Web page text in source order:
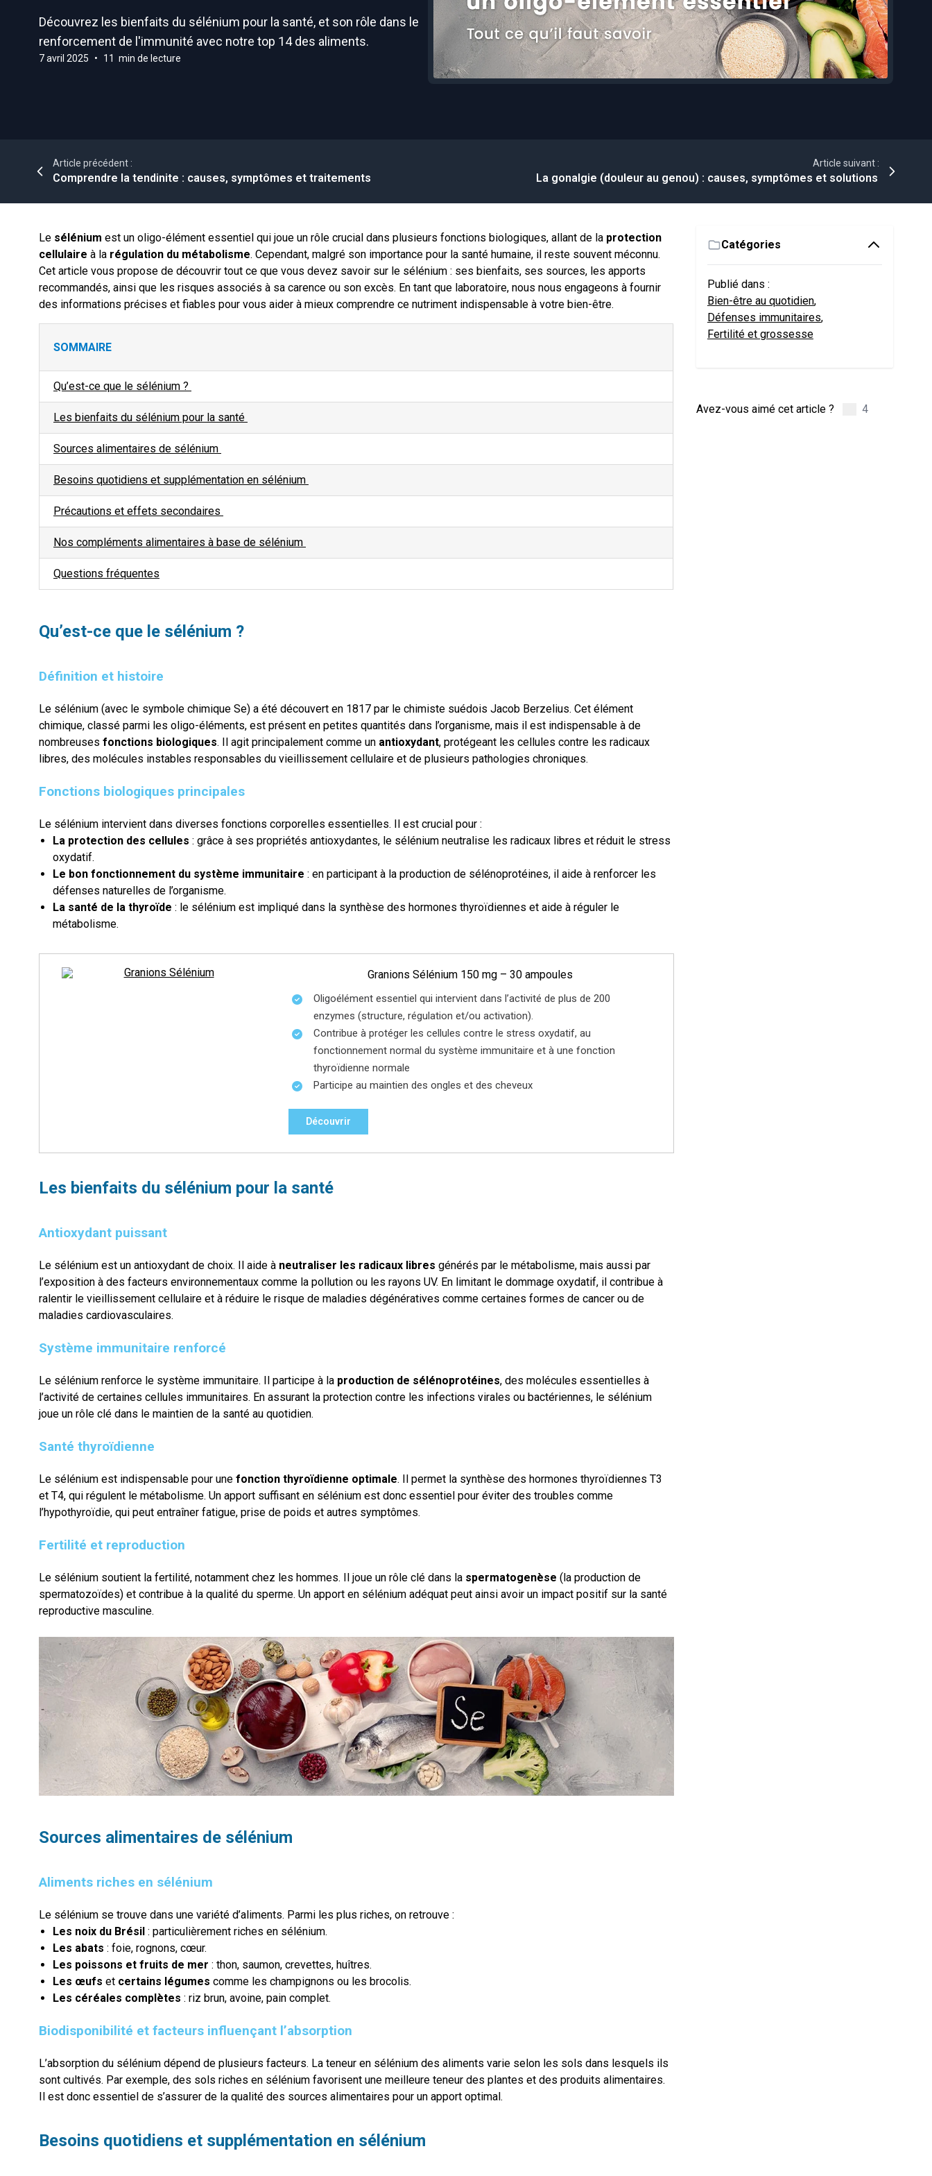
Hydratation
Immunité
Libido
Troubles Masculins
Yeux
Levure de bière
Mélatonine
Morosil
Manganèse
Molybdène
Maca
Myrtille
Propolis
Vigne rouge
Vitamineris Pat'Patrouille
All-in-One Longévité
Découvrez les bienfaits du sélénium pour la santé, et son rôle dans le
renforcement de l'immunité avec notre top 14 des aliments.
7 avril 2025 • 11 min de lecture
Article précédent :
Comprendre la tendinite : causes, symptômes et traitements
Article suivant :
La gonalgie (douleur au genou) : causes, symptômes et solutions
Le sélénium est un oligo-élément essentiel qui joue un rôle crucial dans plusieurs fonctions biologiques, allant de la protection
cellulaire à la régulation du métabolisme. Cependant, malgré son importance pour la santé humaine, il reste souvent méconnu.
Cet article vous propose de découvrir tout ce que vous devez savoir sur le sélénium : ses bienfaits, ses sources, les apports
recommandés, ainsi que les risques associés à sa carence ou son excès. En tant que laboratoire, nous nous engageons à fournir
des informations précises et fiables pour vous aider à mieux comprendre ce nutriment indispensable à votre bien-être.
SOMMAIRE
Qu’est-ce que le sélénium ?
Les bienfaits du sélénium pour la santé
Sources alimentaires de sélénium
Besoins quotidiens et supplémentation en sélénium
Précautions et effets secondaires
Nos compléments alimentaires à base de sélénium
Questions fréquentes
Qu’est-ce que le sélénium ?
Définition et histoire
Le sélénium (avec le symbole chimique Se) a été découvert en 1817 par le chimiste suédois Jacob Berzelius. Cet élément
chimique, classé parmi les oligo-éléments, est présent en petites quantités dans l’organisme, mais il est indispensable à de
nombreuses fonctions biologiques. Il agit principalement comme un antioxydant, protégeant les cellules contre les radicaux
libres, des molécules instables responsables du vieillissement cellulaire et de plusieurs pathologies chroniques.
Fonctions biologiques principales
Le sélénium intervient dans diverses fonctions corporelles essentielles. Il est crucial pour :
La protection des cellules : grâce à ses propriétés antioxydantes, le sélénium neutralise les radicaux libres et réduit le stress
oxydatif.
Le bon fonctionnement du système immunitaire : en participant à la production de sélénoprotéines, il aide à renforcer les
défenses naturelles de l’organisme.
La santé de la thyroïde : le sélénium est impliqué dans la synthèse des hormones thyroïdiennes et aide à réguler le
métabolisme.
Granions Sélénium 150 mg – 30 ampoules
Oligoélément essentiel qui intervient dans l’activité de plus de 200
enzymes (structure, régulation et/ou activation).
Contribue à protéger les cellules contre le stress oxydatif, au
fonctionnement normal du système immunitaire et à une fonction
thyroïdienne normale
Participe au maintien des ongles et des cheveux
Découvrir
Les bienfaits du sélénium pour la santé
Antioxydant puissant
Le sélénium est un antioxydant de choix. Il aide à neutraliser les radicaux libres générés par le métabolisme, mais aussi par
l’exposition à des facteurs environnementaux comme la pollution ou les rayons UV. En limitant le dommage oxydatif, il contribue à
ralentir le vieillissement cellulaire et à réduire le risque de maladies dégénératives comme certaines formes de cancer ou de
maladies cardiovasculaires.
Système immunitaire renforcé
Le sélénium renforce le système immunitaire. Il participe à la production de sélénoprotéines, des molécules essentielles à
l’activité de certaines cellules immunitaires. En assurant la protection contre les infections virales ou bactériennes, le sélénium
joue un rôle clé dans le maintien de la santé au quotidien.
Santé thyroïdienne
Le sélénium est indispensable pour une fonction thyroïdienne optimale. Il permet la synthèse des hormones thyroïdiennes T3
et T4, qui régulent le métabolisme. Un apport suffisant en sélénium est donc essentiel pour éviter des troubles comme
l’hypothyroïdie, qui peut entraîner fatigue, prise de poids et autres symptômes.
Fertilité et reproduction
Le sélénium soutient la fertilité, notamment chez les hommes. Il joue un rôle clé dans la spermatogenèse (la production de
spermatozoïdes) et contribue à la qualité du sperme. Un apport en sélénium adéquat peut ainsi avoir un impact positif sur la santé
reproductive masculine.
Sources alimentaires de sélénium
Aliments riches en sélénium
Le sélénium se trouve dans une variété d’aliments. Parmi les plus riches, on retrouve :
Les noix du Brésil : particulièrement riches en sélénium.
Les abats : foie, rognons, cœur.
Les poissons et fruits de mer : thon, saumon, crevettes, huîtres.
Les œufs et certains légumes comme les champignons ou les brocolis.
Les céréales complètes : riz brun, avoine, pain complet.
Biodisponibilité et facteurs influençant l’absorption
L’absorption du sélénium dépend de plusieurs facteurs. La teneur en sélénium des aliments varie selon les sols dans lesquels ils
sont cultivés. Par exemple, des sols riches en sélénium favorisent une meilleure teneur des plantes et des produits alimentaires.
Il est donc essentiel de s’assurer de la qualité des sources alimentaires pour un apport optimal.
Besoins quotidiens et supplémentation en sélénium
Catégories
Publié dans :
Bien-être au quotidien,
Défenses immunitaires,
Fertilité et grossesse
Avez-vous aimé cet article ? 4